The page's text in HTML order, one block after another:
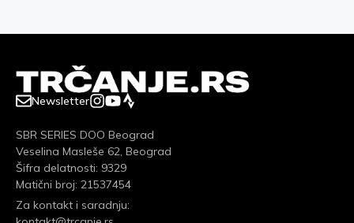
Newsletter
SBR SERIES DOO Beograd
Veselina Masleše 62, Beograd
Šifra delatnosti: 9329
Matični broj: 21537454
Za kontakt i saradnju: